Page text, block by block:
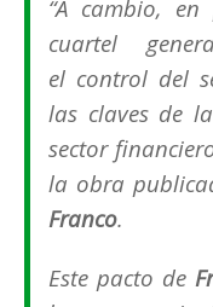
“A cambio, en
cuartel
el control del
las claves de
sector
la obra
Franco.
Este pacto de